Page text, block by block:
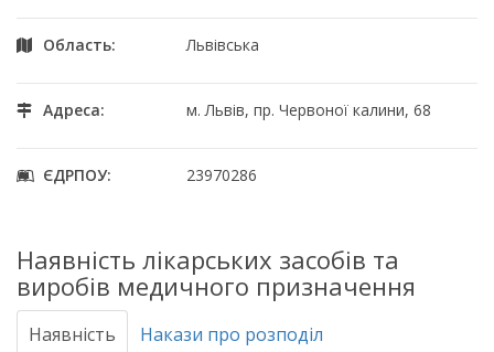
Область: Львівська
Адреса: м. Львів, пр. Червоної калини, 68
ЄДРПОУ: 23970286
Наявність лікарських засобів та
виробів медичного призначення
Наявність Накази про розподіл